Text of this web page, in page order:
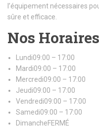
l’équipement nécessaires
sûre et efficace.
Nos Horaires
Lundi09:00 – 17:00
Mardi09:00 – 17:00
Mercredi09:00 – 17:00
Jeudi09:00 – 17:00
Vendredi09:00 – 17:00
Samedi09:00 – 17:00
DimancheFERMÉ